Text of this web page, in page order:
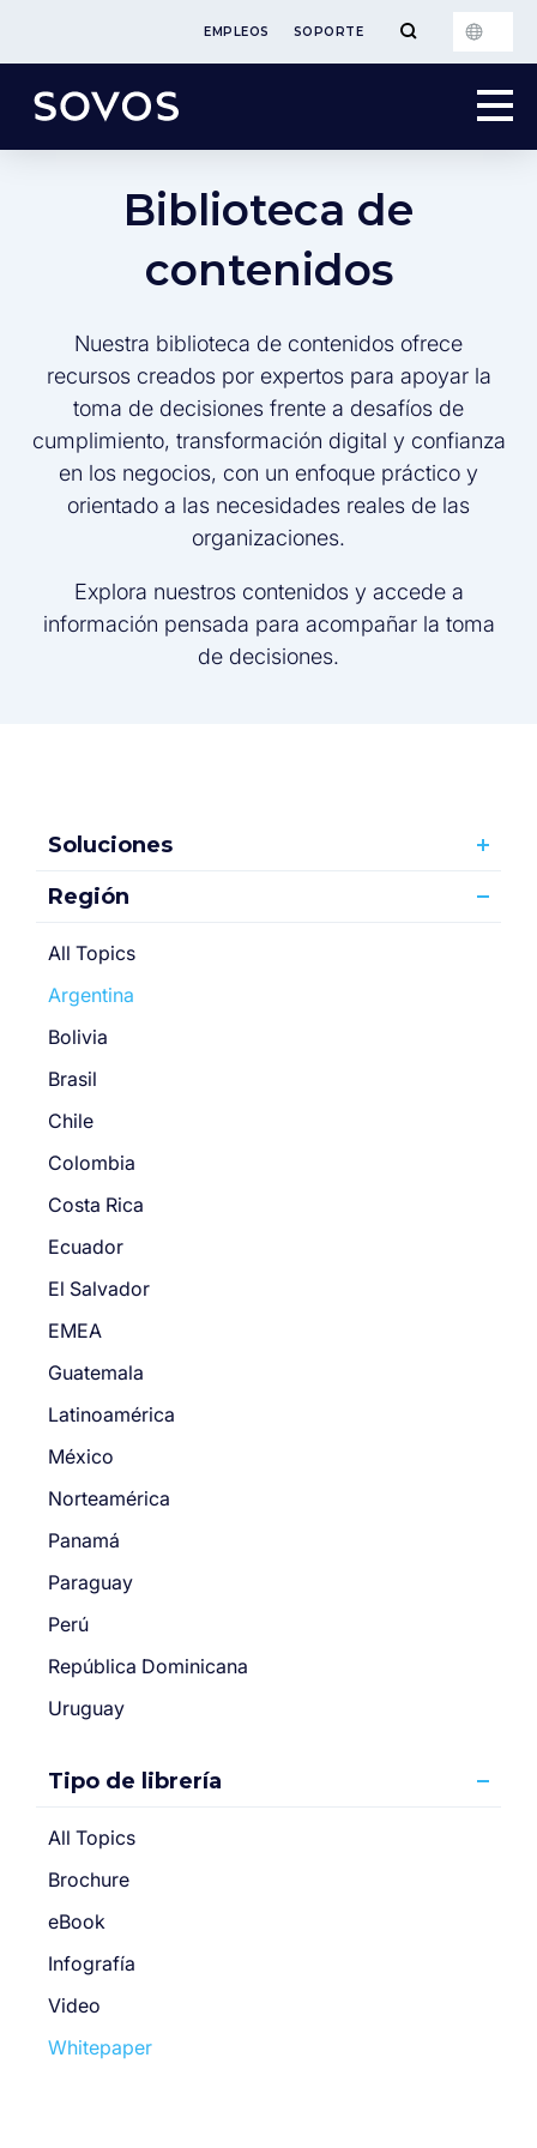
EMPLEOS SOPORTE
Biblioteca de
contenidos
Nuestra biblioteca de contenidos ofrece
recursos creados por expertos para apoyar la
toma de decisiones frente a desafíos de
cumplimiento, transformación digital y confianza
en los negocios, con un enfoque práctico y
orientado a las necesidades reales de las
organizaciones.
Explora nuestros contenidos y accede a
información pensada para acompañar la toma
de decisiones.
Soluciones
Región
All Topics
Argentina
Bolivia
Brasil
Chile
Colombia
Costa Rica
Ecuador
El Salvador
EMEA
Guatemala
Latinoamérica
México
Norteamérica
Panamá
Paraguay
Perú
República Dominicana
Uruguay
Tipo de librería
All Topics
Brochure
eBook
Infografía
Video
Whitepaper